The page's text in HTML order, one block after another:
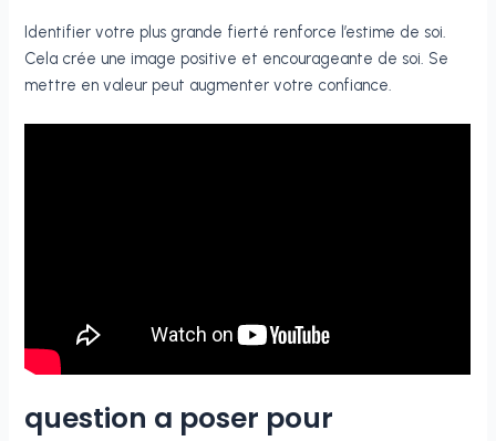
Identifier votre plus grande fierté renforce l’estime de soi.
Cela crée une image positive et encourageante de soi. Se
mettre en valeur peut augmenter votre confiance.
question a poser pour